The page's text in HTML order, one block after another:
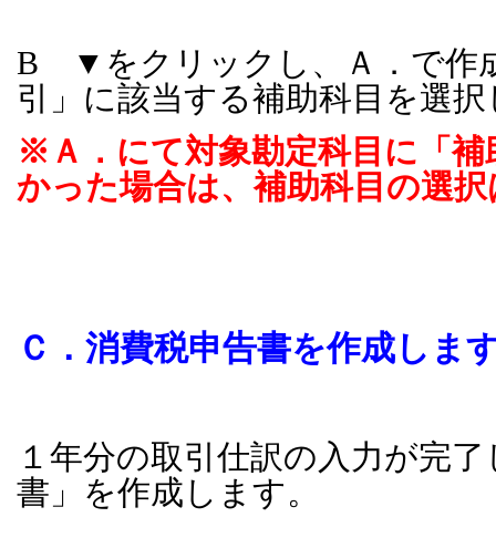
B ▼をクリックし、Ａ．で作
引」に該当する補助科目を選
※Ａ．にて対象勘定科目に「
かった場合は、補助科目の選
Ｃ．消費税申告書を作成しま
１年分の取引仕訳の入力が完
書」を作成します。